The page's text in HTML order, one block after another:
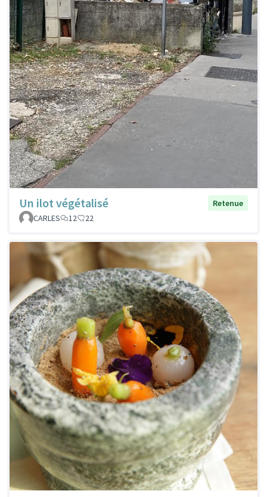
Un ilot végétalisé
Retenue
CARLES
12 22